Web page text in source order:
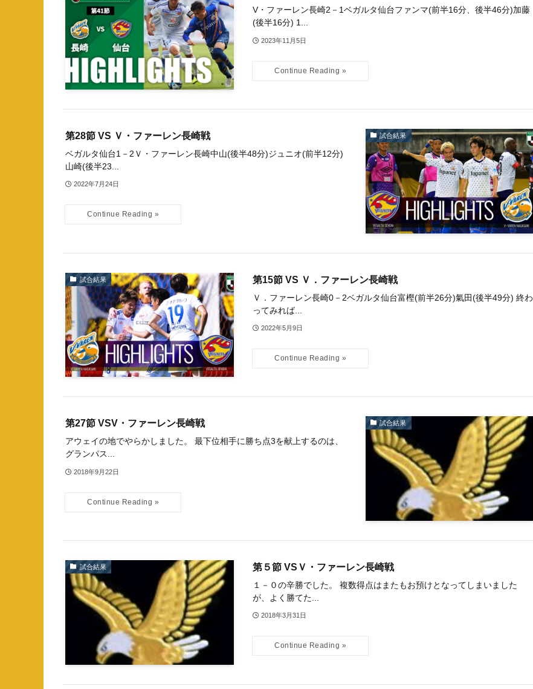
V・ファーレン長崎2－1ベガルタ仙台ファンマ(前半16分、後半46分)加藤
(後半16分) 1...
2023年11月5日
試合結果
第28節 VS Ｖ・ファーレン長崎戦
ベガルタ仙台1－2Ｖ・ファーレン長崎中山(後半48分)ジュニオ(前半12分)
山崎(後半23...
2022年7月24日
試合結果 第15節 VS Ｖ．ファーレン長崎戦
Ｖ．ファーレン長崎0－2ベガルタ仙台富樫(前半26分)氣田(後半49分) 終わ
ってみれば...
2022年5月9日
試合結果
第27節 VSV・ファーレン長崎戦
アウェイの地でやらかしました。 最下位相手に勝ち点3を献上するのは、
グランパス...
2018年9月22日
試合結果 第５節 VSＶ・ファーレン長崎戦
１－０の辛勝でした。 複数得点はまたもお預けとなってしまいました
が、よく勝てた...
2018年3月31日